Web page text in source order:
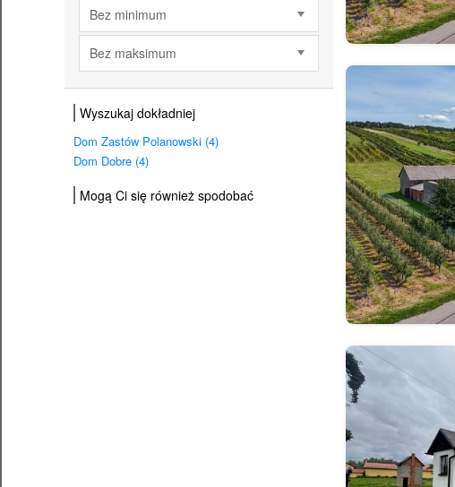
Bez minimum
Bez maksimum
Wyszukaj dokładniej
Dom Zastów Polanowski (4)
Dom Dobre (4)
Mogą Ci się również spodobać